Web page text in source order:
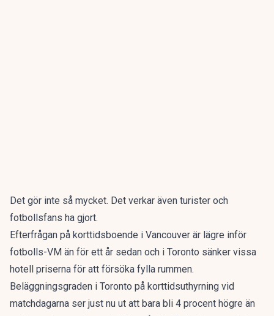
Det gör inte så mycket. Det verkar även turister och
fotbollsfans ha gjort.
Efterfrågan på korttidsboende i Vancouver är lägre inför
fotbolls-VM än för ett år sedan och i Toronto sänker vissa
hotell priserna för att försöka fylla rummen.
Beläggningsgraden i Toronto på korttidsuthyrning vid
matchdagarna ser just nu ut att bara bli 4 procent högre än